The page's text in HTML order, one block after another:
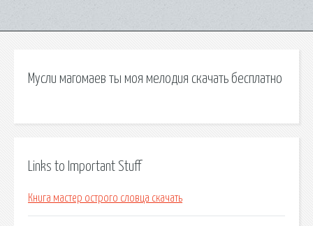
Мусли магомаев ты моя мелодия скачать бесплатно
Links to Important Stuff
Книга мастер острого словца скачать